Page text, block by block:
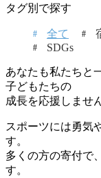
タグ別で探す
全て
SDGs
あなたも私たちと
子どもたちの
成長を応援しませ
スポーツには勇気
す。
多くの方の寄付で
す。